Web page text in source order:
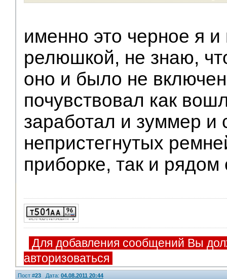
именно это черное я и
релюшкой, не знаю,
оно и было не
почувствовал как
заработал и зуммер и
непристегнутых
приборке, так и
Для добавления сообщений Вы
авторизоваться
Пост #23 Дата: 04.08.2011 20:44